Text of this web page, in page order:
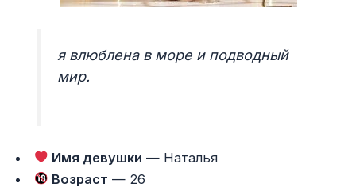
я влюблена в море и подводный
мир.
Имя девушки — Наталья
Возраст — 26